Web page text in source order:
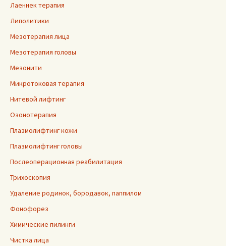
Лаеннек терапия
Липолитики
Мезотерапия лица
Мезотерапия головы
Мезонити
Микротоковая терапия
Нитевой лифтинг
Озонотерапия
Плазмолифтинг кожи
Плазмолифтинг головы
Послеоперационная реабилитация
Трихоскопия
Удаление родинок, бородавок, паппилом
Фонофорез
Химические пилинги
Чистка лица